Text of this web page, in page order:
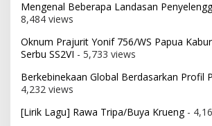
Mengenal Beberapa Landasan
8,484 views
Oknum Prajurit Yonif 756/WS Papua
Serbu SS2VI - 5,733 views
Berkebinekaan Global Berdasarkan Profil
4,232 views
[Lirik Lagu] Rawa Tripa/Buya Krueng-